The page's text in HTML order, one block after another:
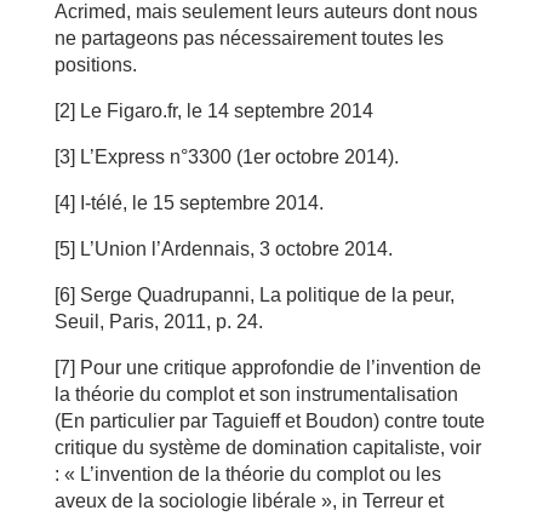
Acrimed, mais seulement leurs auteurs dont nous
ne partageons pas nécessairement toutes les
positions.
[2] Le Figaro.fr, le 14 septembre 2014
[3] L’Express n°3300 (1er octobre 2014).
[4] I-télé, le 15 septembre 2014.
[5] L’Union l’Ardennais, 3 octobre 2014.
[6] Serge Quadrupanni, La politique de la peur,
Seuil, Paris, 2011, p. 24.
[7] Pour une critique approfondie de l’invention de
la théorie du complot et son instrumentalisation
(En particulier par Taguieff et Boudon) contre toute
critique du système de domination capitaliste, voir
: « L’invention de la théorie du complot ou les
aveux de la sociologie libérale », in Terreur et